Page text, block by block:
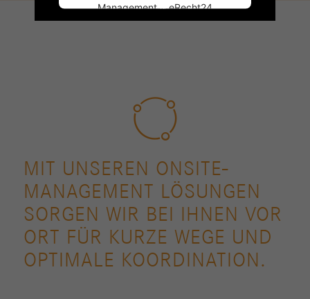
Management&eRecht24
MIT UNSEREN ONSITE-
MANAGEMENT LÖSUNGEN
SORGEN WIR BEI IHNEN VOR
ORT FÜR KURZE WEGE UND
OPTIMALE KOORDINATION.